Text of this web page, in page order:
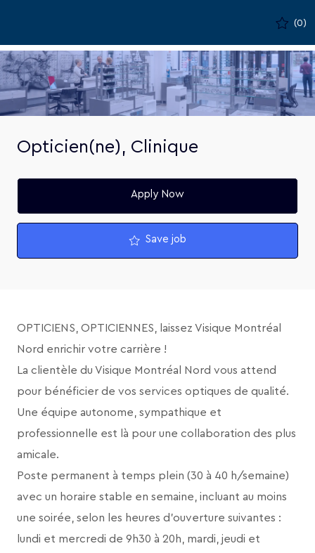
(0)
-
Opticien(ne), Clinique
Apply Now
Save job
OPTICIENS, OPTICIENNES, laissez Visique Montréal
Nord enrichir votre carrière !
La clientèle du Visique Montréal Nord vous attend
pour bénéficier de vos services optiques de qualité.
Une équipe autonome, sympathique et
professionnelle est là pour une collaboration des plus
amicale.
Poste permanent à temps plein (30 à 40 h/semaine)
avec un horaire stable en semaine, incluant au moins
une soirée, selon les heures d’ouverture suivantes :
lundi et mercredi de 9h30 à 20h, mardi, jeudi et